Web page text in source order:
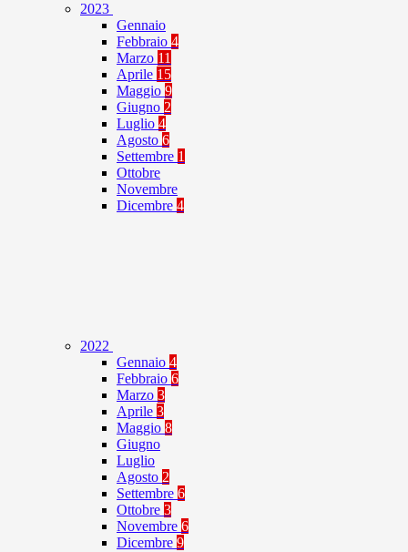
2023
Gennaio
Febbraio 4
Marzo 11
Aprile 15
Maggio 9
Giugno 2
Luglio 4
Agosto 6
Settembre 1
Ottobre
Novembre
Dicembre 4
2022
Gennaio 4
Febbraio 6
Marzo 3
Aprile 3
Maggio 8
Giugno
Luglio
Agosto 2
Settembre 6
Ottobre 3
Novembre 6
Dicembre 9